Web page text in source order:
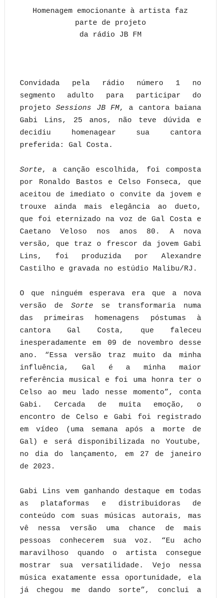
Homenagem emocionante à artista faz
parte de projeto
da rádio JB FM
Convidada pela rádio número 1 no
segmento adulto para participar do
projetoSessions JB FM, a cantora baiana
Gabi Lins, 25 anos, não teve dúvida e
decidiu homenagear sua cantora
preferida: Gal Costa.
Sorte, a canção escolhida, foi composta
por Ronaldo Bastos e Celso Fonseca, que
aceitou de imediato o convite da jovem e
trouxe ainda mais elegância ao dueto,
que foi eternizado na voz de Gal Costa e
Caetano Veloso nos anos 80. A nova
versão, que traz o frescor da jovem Gabi
Lins, foi produzida por Alexandre
Castilho e gravada no estúdio Malibu/RJ.
O que ninguém esperava era que a nova
versão de Sorte se transformaria numa
das primeiras homenagens póstumas à
cantora Gal Costa, que faleceu
inesperadamente em 09 de novembro desse
ano. “Essa versão traz muito da minha
influência, Gal é a minha maior
referência musical e foi uma honra ter o
Celso ao meu lado nesse momento”, conta
Gabi. Cercada de muita emoção, o
encontro de Celso e Gabi foi registrado
em vídeo (uma semana após a morte de
Gal) e será disponibilizada no Youtube,
no dia do lançamento, em 27 de janeiro
de 2023.
Gabi Lins vem ganhando destaque em todas
as plataformas e distribuidoras de
conteúdo com suas músicas autorais, mas
vê nessa versão uma chance de mais
pessoas conhecerem sua voz. “Eu acho
maravilhoso quando o artista consegue
mostrar sua versatilidade. Vejo nessa
música exatamente essa oportunidade, ela
já chegou me dando sorte”, conclui a